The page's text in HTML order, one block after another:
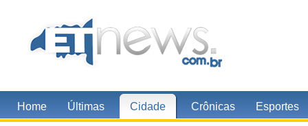
Home Últimas Cidade Crônicas Esportes